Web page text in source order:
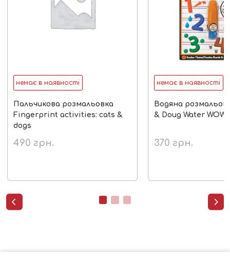
немає в наявності
Пальчикова розмальовка
Fingerprint activities: сats &
dogs
490 грн.
немає в наявності
Водяна
& Doug Water
370 грн.
 